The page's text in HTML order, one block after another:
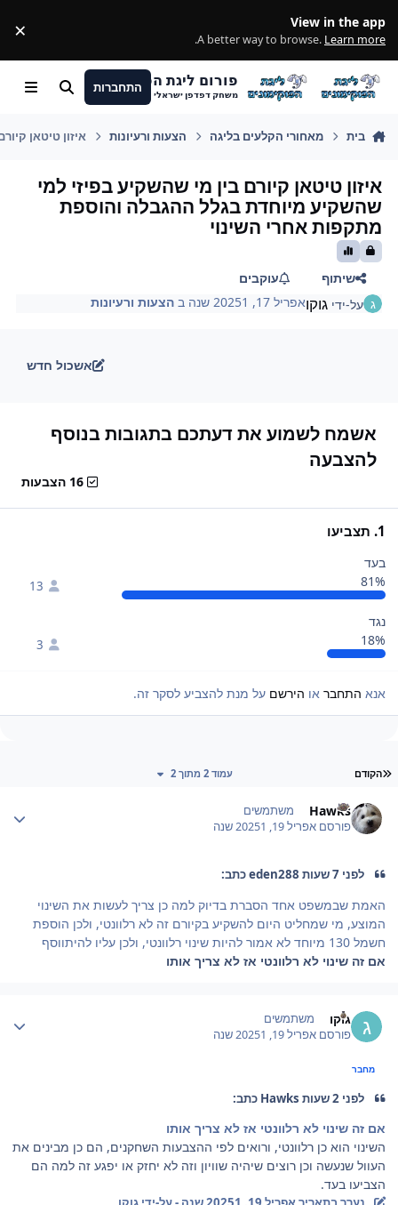
View in the app
A better way to browse. Learn more
.
×
פורום ליגת הפוקימונים
משחק דפדפן ישראלי
התחברות חיפוש Menu
בית מאחורי הקלעים בליגה הצעות ורעיונות איזון טיטאן
איזון טיטאן קיורם בין מי שהשקיע בפיזי למי
שהשקיע מיוחדת בגלל ההגבלה והוספת
מתקפות אחרי השינוי
שיתוף
עוקבים
על-ידיגוקואפריל 17, 2025 1 שנה בהצעות ורעיונות
אשכול חדש
אשמח לשמוע את דעתכם בתגובות בנוסף
להצבעה
16 הצבעות
1. תצביעו
בעד
81%
13
נגד
18%
3
אנא התחבר או הירשם על מנת להצביע לסקר זה.
עמוד ראשון
הקודם עמוד 2 מתוך 2
Hawks משתמשים
פורסםאפריל 19, 2025 1 שנה
לפני 7 שעות eden288 כתב:
האמת שבמשפט אחד הסברת בדיוק למה כן צריך לעשות את השינוי
המוצע, מי שמחליט היום להשקיע בקיורם זה לא רלוונטי, ולכן הוספת
חשמל 130 מיוחד לא אמור להיות שינוי רלוונטי, ולכן עליו להיתווסף
אם זה שינוי לא רלוונטי אז לא צריך אותו
גוקו משתמשים
פורסםאפריל 19, 2025 1 שנה
מחבר
לפני 2 שעות Hawks כתב:
אם זה שינוי לא רלוונטי אז לא צריך אותו
השינוי הוא כן רלוונטי, ורואים לפי ההצבעות השחקנים, הם כן מבינים את
העוול שנעשה וכן רוצים שיהיה שוויון וזה לא יחזק או יפגע זה למה הם
הצביעו בעד.